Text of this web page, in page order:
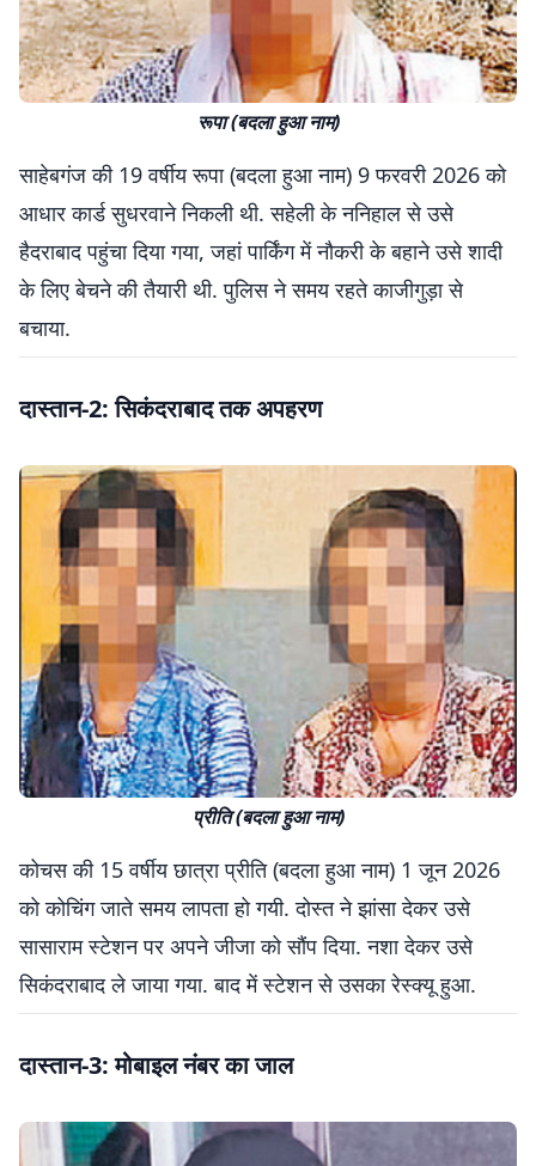
रूपा (बदला हुआ नाम)
साहेबगंज की 19 वर्षीय रूपा (बदला हुआ नाम) 9 फरवरी 2026 को
आधार कार्ड सुधरवाने निकली थी. सहेली के ननिहाल से उसे
हैदराबाद पहुंचा दिया गया, जहां पार्किंग में नौकरी के बहाने उसे शादी
के लिए बेचने की तैयारी थी. पुलिस ने समय रहते काजीगुड़ा से
बचाया.
दास्तान-2: सिकंदराबाद तक अपहरण
प्रीति (बदला हुआ नाम)
कोचस की 15 वर्षीय छात्रा प्रीति (बदला हुआ नाम) 1 जून 2026
को कोचिंग जाते समय लापता हो गयी. दोस्त ने झांसा देकर उसे
सासाराम स्टेशन पर अपने जीजा को सौंप दिया. नशा देकर उसे
सिकंदराबाद ले जाया गया. बाद में स्टेशन से उसका रेस्क्यू हुआ.
दास्तान-3: मोबाइल नंबर का जाल